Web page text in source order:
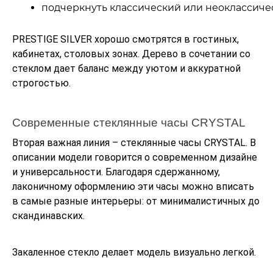
подчеркнуть классический или
PRESTIGE SILVER хорошо смотрятся в гостиных,
кабинетах, столовых зонах. Дерево в сочетании со
стеклом дает баланс между уютом и аккуратной
строгостью.
Современные стеклянные часы CRYSTAL
Вторая важная линия – стеклянные часы CRYSTAL. В
описании модели говорится о современном дизайне
и универсальности. Благодаря сдержанному,
лаконичному оформлению эти часы можно вписать
в самые разные интерьеры: от минималистичных до
скандинавских.
Закаленное стекло делает модель визуально легкой.